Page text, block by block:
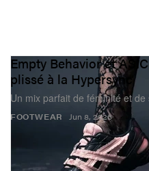
FOOTWEAR
Empty Behavior et
plissé à la Hypersync
Un mix parfait de féminité et de
Jun 8, 2026